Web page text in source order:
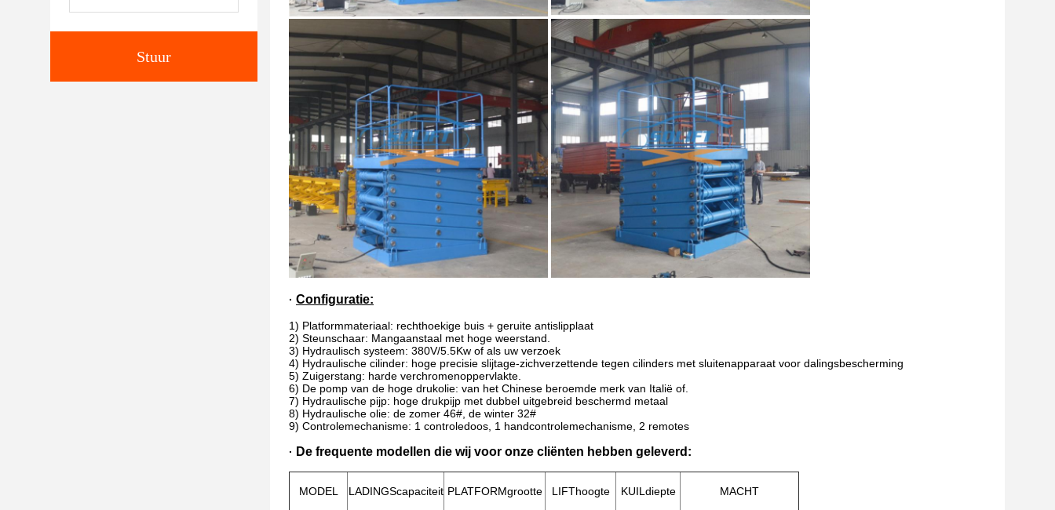
Stuur
· Configuratie:
1) Platformmateriaal: rechthoekige buis + geruite antislipplaat
2) Steunschaar: Mangaanstaal met hoge weerstand.
3) Hydraulisch systeem: 380V/5.5Kw of als uw verzoek
4) Hydraulische cilinder: hoge precisie slijtage-zichverzettende tegen cilinders met sluitenapparaat voor dalingsbescherming
5) Zuigerstang: harde verchromenoppervlakte.
6) De pomp van de hoge drukolie: van het Chinese beroemde merk van Italië of.
7) Hydraulische pijp: hoge drukpijp met dubbel uitgebreid beschermd metaal
8) Hydraulische olie: de zomer 46#, de winter 32#
9) Controlemechanisme: 1 controledoos, 1 handcontrolemechanisme, 2 remotes
· De frequente modellen die wij voor onze cliënten hebben geleverd:
MODEL LADINGScapaciteit PLATFORMgrootte LIFThoogte KUILdiepte MACHT